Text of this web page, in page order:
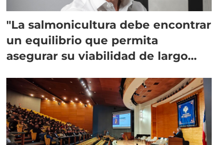
"La salmonicultura debe encontrar
un equilibrio que permita
asegurar su viabilidad de largo